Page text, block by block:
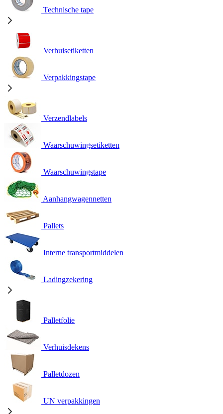
Technische tape
Verhuisetiketten
Verpakkingstape
Verzendlabels
Waarschuwingsetiketten
Waarschuwingstape
Aanhangwagennetten
Pallets
Interne transportmiddelen
Ladingzekering
Palletfolie
Verhuisdekens
Palletdozen
UN verpakkingen